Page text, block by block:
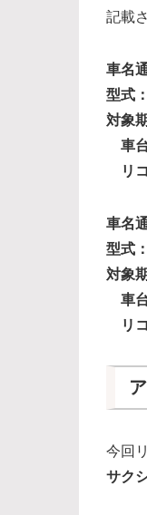
記載
車名
型式：
対象
車台
リコ
車名
型式：
対象
車台
リコ
今回
サク